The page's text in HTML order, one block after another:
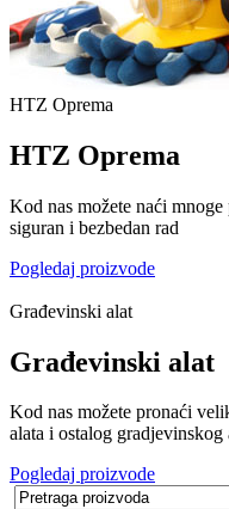
HTZ Oprema
HTZ Oprema
Kod nas možete naći
siguran i bezbedan rad
Pogledaj proizvode
Građevinski alat
Građevinski alat
Kod nas možete pronaći
alata i ostalog gradjevinskog
Pogledaj proizvode